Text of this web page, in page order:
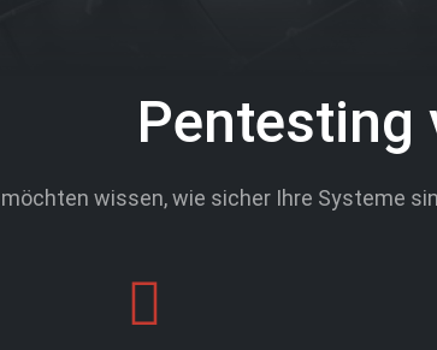
Pentesting
wissen, wie sicher Ihre Systeme